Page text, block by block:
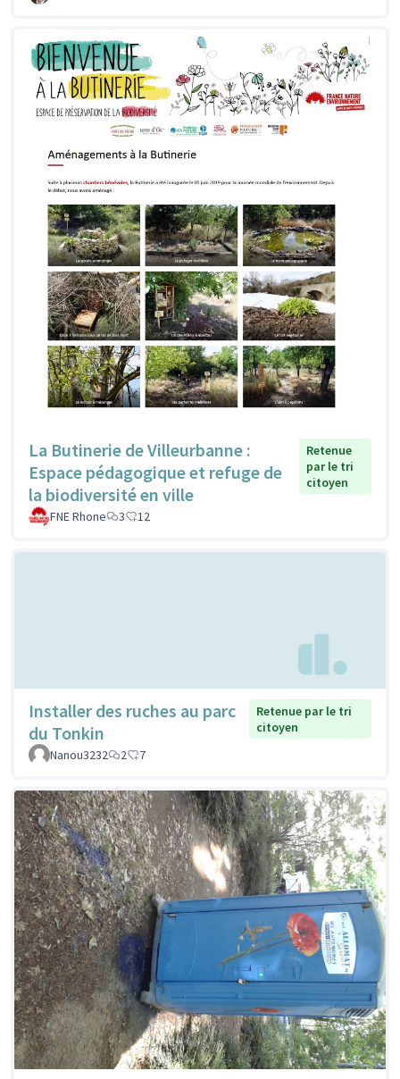
La Butinerie de Villeurbanne :
Espace pédagogique et refuge de
la biodiversité en ville
Retenue
par le tri
citoyen
FNE Rhone 3 12
Installer des ruches au parc
du Tonkin
Retenue par le tri
citoyen
Nanou3232
2 7